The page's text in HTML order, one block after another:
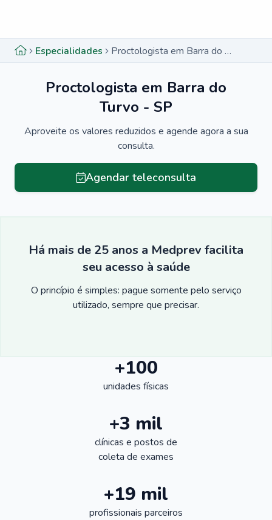
Especialidades Proctologista em Barra do Turvo - SP
Proctologista em Barra do
Turvo - SP
Aproveite os valores reduzidos e agende agora a sua
consulta.
Agendar teleconsulta
Há mais de 25 anos a Medprev facilita
seu acesso à saúde
O princípio é simples: pague somente pelo serviço
utilizado, sempre que precisar.
+100
unidades físicas
+3 mil
clínicas e postos de
coleta de exames
+19 mil
profissionais parceiros